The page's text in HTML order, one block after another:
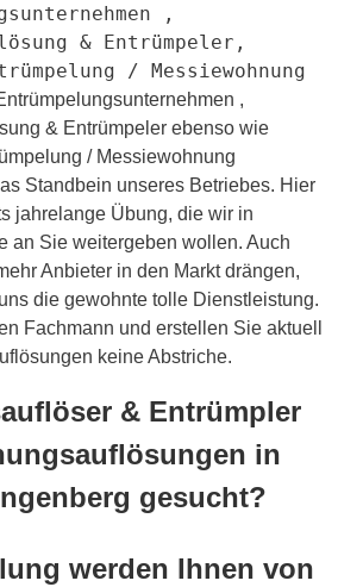
,
& Entrümpeler,
/ Messiewohnung
,
& Entrümpeler ebenso wie
/ Messiewohnung
Standbein unseres Betriebes. Hier
jahrelange Übung, die wir in
an Sie weitergeben wollen. Auch
Anbieter in den Markt drängen,
die gewohnte tolle Dienstleistung.
Fachmann und erstellen Sie aktuell
keine Abstriche.
& Entrümpler
in
gesucht?
werden Ihnen von